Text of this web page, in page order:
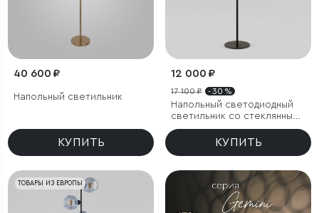
40 600 ₽
Напольный светильник
КУПИТЬ
12 000 ₽
17 100 ₽ - 30 %
Напольный светодиодный
светильник со стеклянным
плафоном
КУПИТЬ
ТОВАРЫ ИЗ ЕВРОПЫ